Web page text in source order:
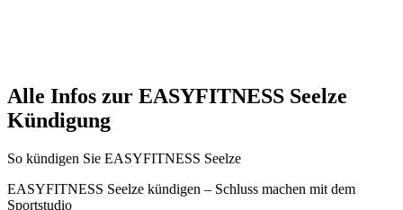
Alle Infos zur EASYFITNESS Seelze
Kündigung
So kündigen Sie EASYFITNESS Seelze
EASYFITNESS Seelze kündigen – Schluss machen mit dem
Sportstudio